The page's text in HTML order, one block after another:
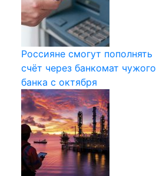
Россияне смогут пополнять
счёт через банкомат чужого
банка с октября